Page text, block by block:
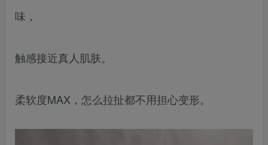
味，
触感接近真人肌肤。
柔软度MAX，怎么拉扯都不用担心变形。